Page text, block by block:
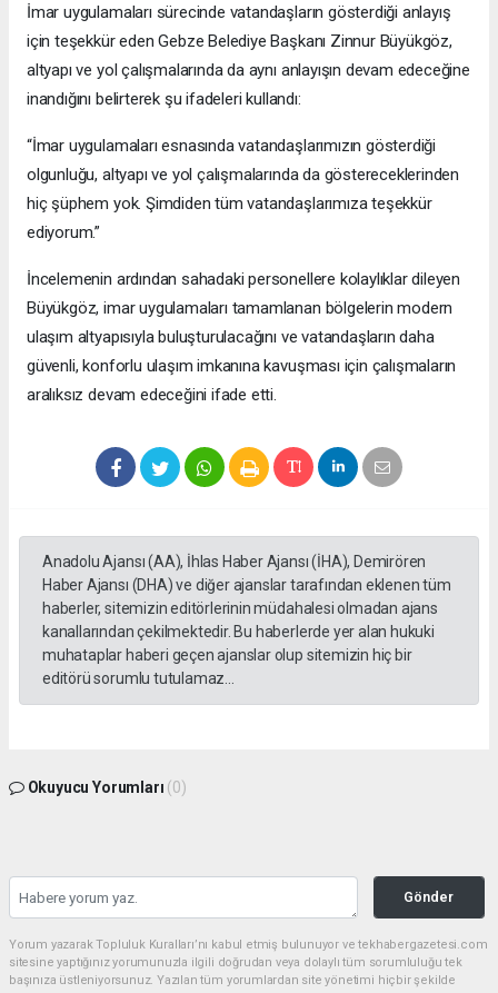
İmar uygulamaları sürecinde vatandaşların gösterdiği anlayış
için teşekkür eden Gebze Belediye Başkanı Zinnur Büyükgöz,
altyapı ve yol çalışmalarında da aynı anlayışın devam edeceğine
inandığını belirterek şu ifadeleri kullandı:
“İmar uygulamaları esnasında vatandaşlarımızın gösterdiği
olgunluğu, altyapı ve yol çalışmalarında da göstereceklerinden
hiç şüphem yok. Şimdiden tüm vatandaşlarımıza teşekkür
ediyorum.”
İncelemenin ardından sahadaki personellere kolaylıklar dileyen
Büyükgöz, imar uygulamaları tamamlanan bölgelerin modern
ulaşım altyapısıyla buluşturulacağını ve vatandaşların daha
güvenli, konforlu ulaşım imkanına kavuşması için çalışmaların
aralıksız devam edeceğini ifade etti.
Anadolu Ajansı (AA), İhlas Haber Ajansı (İHA), Demirören
Haber Ajansı (DHA) ve diğer ajanslar tarafından eklenen tüm
haberler, sitemizin editörlerinin müdahalesi olmadan ajans
kanallarından çekilmektedir. Bu haberlerde yer alan hukuki
muhataplar haberi geçen ajanslar olup sitemizin hiç bir
editörü sorumlu tutulamaz...
Okuyucu Yorumları (0)
Gönder
Yorum yazarak Topluluk Kuralları’nı kabul etmiş bulunuyor ve tekhabergazetesi.com
sitesine yaptığınız yorumunuzla ilgili doğrudan veya dolaylı tüm sorumluluğu tek
başınıza üstleniyorsunuz. Yazılan tüm yorumlardan site yönetimi hiçbir şekilde